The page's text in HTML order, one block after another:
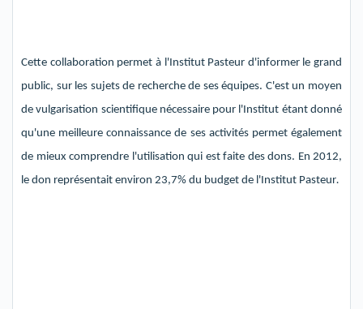
Cette collaboration permet à l'Institut Pasteur d'informer le grand
public, sur les sujets de recherche de ses équipes. C'est un moyen
de vulgarisation scientifique nécessaire pour l'Institut étant donné
qu'une meilleure connaissance de ses activités permet également
de mieux comprendre l'utilisation qui est faite des dons. En 2012,
le don représentait environ 23,7% du budget de l'Institut Pasteur.